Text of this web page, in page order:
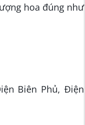
hoa đúng như
Biên Phủ, Điện